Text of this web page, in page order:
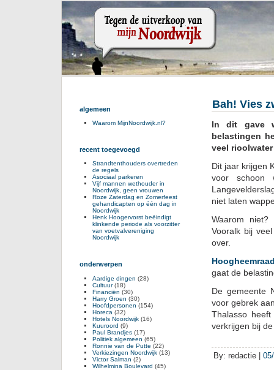
Bah! Vies
In dit gave
belastingen
veel
Dit jaar krijgen
voor schoon
niet laten
Waarom
Vooralk bij
over.
gaat de
De gemeente
voor gebrek
Thalasso
verkrijgen bij
By: redactie |
algemeen
Waarom MijnNoordwijk.nl?
recent toegevoegd
Strandtenthouders overtreden
de regels
Asociaal parkeren
Vijf mannen wethouder in
Noordwijk, geen vrouwen
Roze Zaterdag en Zomerfeest
gehandicapten op één dag in
Noordwijk
Henk Hoogervorst beëindigt
klinkende periode als voorzitter
van voetvalvereniging
Noordwijk
onderwerpen
Aardige dingen (28)
Cultuur(18)
Financiën (30)
Harry Groen (30)
Hoofdpersonen (154)
Horeca (32)
Hotels Noordwijk (16)
Kuuroord (9)
Paul Brandjes (17)
Politiek algemeen (65)
Ronnie van de Putte (22)
Verkiezingen Noordwijk (13)
Victor Salman (2)
Wilhelmina Boulevard (45)